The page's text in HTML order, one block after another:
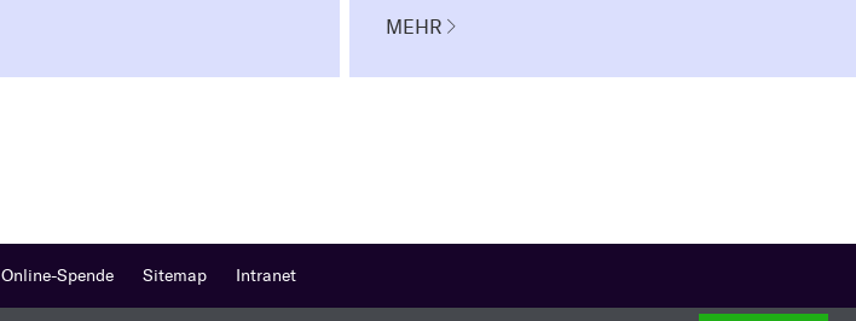
MEHR
Online-Spende Sitemap Intranet